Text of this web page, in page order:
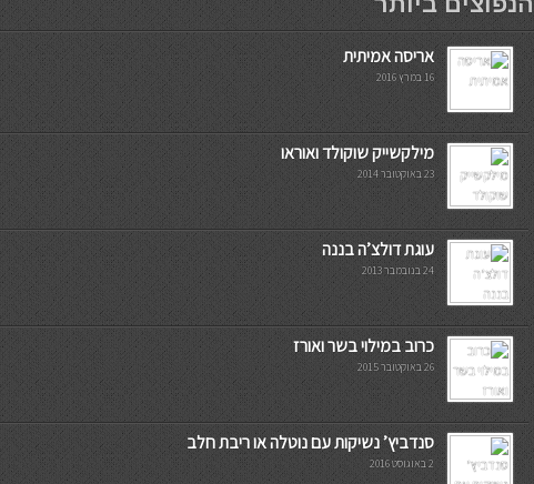
אריסה אמיתית
16 במרץ 2016
מילקשייק שוקולד ואוראו
23 באוקטובר 2014
עוגת דולצ’ה בננה
24 בנובמבר 2013
כרוב במילוי בשר ואורז
26 באוקטובר 2015
סנדביץ’ נשיקות עם נוטלה או ריבת חלב
2 באוגוסט 2016